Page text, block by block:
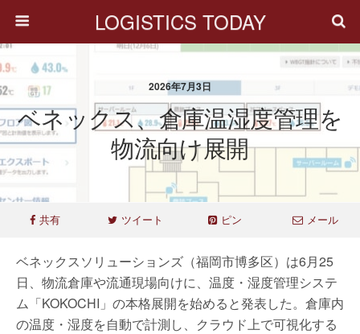
LOGISTICS TODAY
2026年7月3日
ベネックス、倉庫温湿度管理を
物流向け展開
共有 ツイート ピン メール
ベネックスソリューションズ（福岡市博多区）は6月25
日、物流倉庫や流通現場向けに、温度・湿度管理システ
ム「KOKOCHI」の本格展開を始めると発表した。倉庫内
の温度・湿度を自動で計測し、クラウド上で可視化する